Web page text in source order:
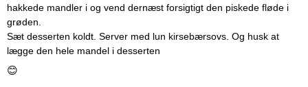
hakkede mandler i og vend dernæst forsigtigt den piskede fløde i
grøden.
Sæt desserten koldt. Server med lun kirsebærsovs. Og husk at
lægge den hele mandel i desserten
😊